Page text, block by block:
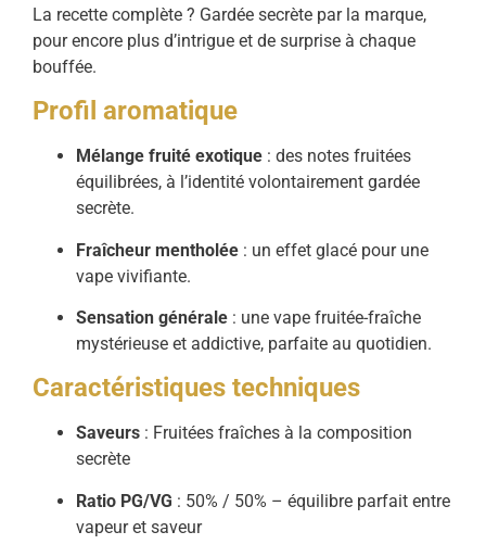
La recette complète ? Gardée secrète par la marque,
pour encore plus d’intrigue et de surprise à chaque
bouffée.
Profil aromatique
Mélange fruité exotique : des notes fruitées
équilibrées, à l’identité volontairement gardée
secrète.
Fraîcheur mentholée : un effet glacé pour une
vape vivifiante.
Sensation générale : une vape fruitée-fraîche
mystérieuse et addictive, parfaite au quotidien.
Caractéristiques techniques
Saveurs : Fruitées fraîches à la composition
secrète
Ratio PG/VG : 50% / 50% – équilibre parfait entre
vapeur et saveur